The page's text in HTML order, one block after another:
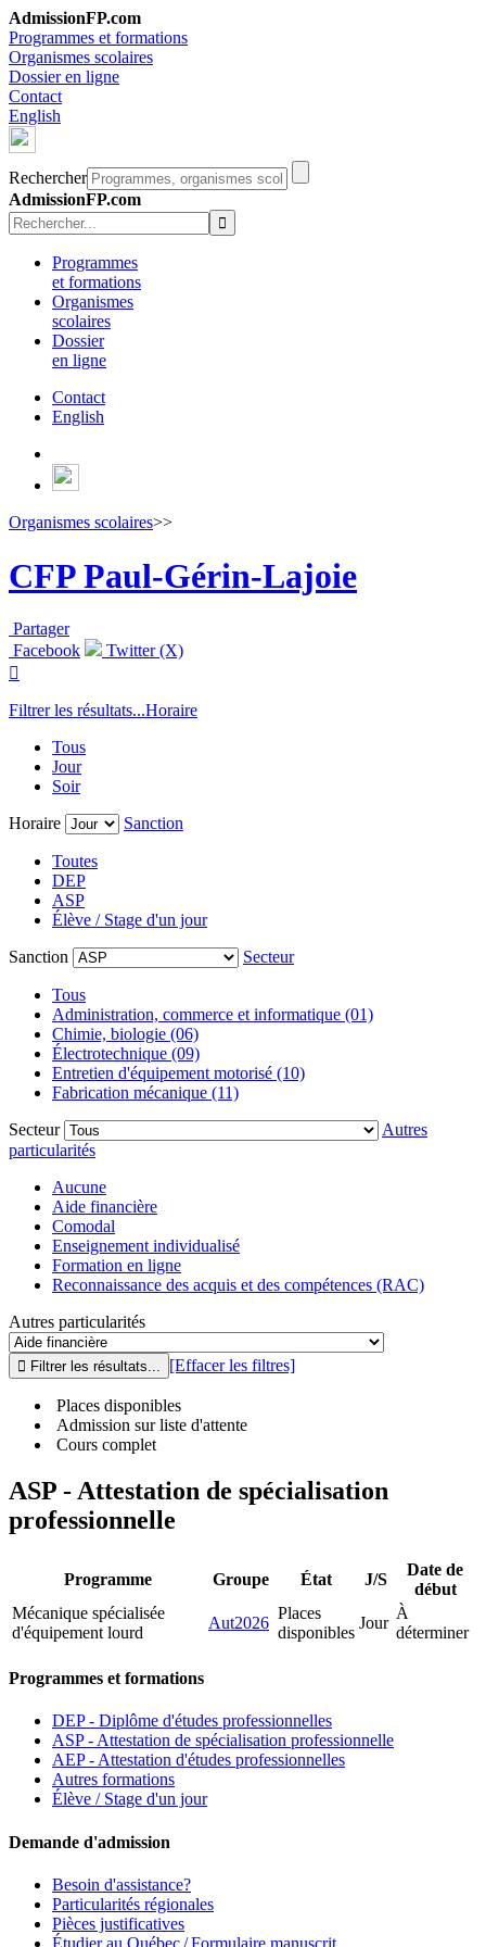
AdmissionFP.com
Programmes et formations
Organismes scolaires
Dossier en ligne
Contact
English
Rechercher
AdmissionFP.com
Programmes
et formations
Organismes
scolaires
Dossier
en ligne
Contact
English
Organismes scolaires>>
CFP Paul-Gérin-Lajoie
Partager
Facebook
Twitter (X)

Filtrer les résultats...Horaire
Tous
Jour
Soir
Horaire
Sanction
Toutes
DEP
ASP
Élève / Stage d'un jour
Sanction
Secteur
Tous
Administration, commerce et informatique (01)
Chimie, biologie (06)
Électrotechnique (09)
Entretien d'équipement motorisé (10)
Fabrication mécanique (11)
Secteur
Autres
particularités
Aucune
Aide financière
Comodal
Enseignement individualisé
Formation en ligne
Reconnaissance des acquis et des compétences (RAC)
Autres particularités
[Effacer les filtres]
Places disponibles
Admission sur liste d'attente
Cours complet
ASP - Attestation de spécialisation
professionnelle
Programme Groupe État J/S
Date de
début
Mécanique spécialisée
d'équipement lourd
Aut2026
Places
disponibles
Jour
À
déterminer
Programmes et formations
DEP - Diplôme d'études professionnelles
ASP - Attestation de spécialisation professionnelle
AEP - Attestation d'études professionnelles
Autres formations
Élève / Stage d'un jour
Demande d'admission
Besoin d'assistance?
Particularités régionales
Pièces justificatives
Étudier au Québec / Formulaire manuscrit